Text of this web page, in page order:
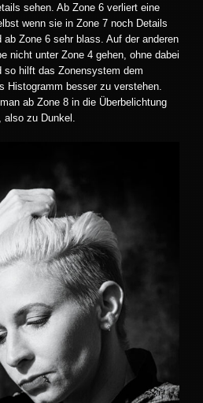
sehen. Ab Zone 6 verliert eine
wenn sie in Zone 7 noch Details
Zone 6 sehr blass. Auf der anderen
nicht unter Zone 4 gehen, ohne dabei
so hilft das Zonensystem dem
Histogramm besser zu verstehen.
ab Zone 8 in die Überbelichtung
zu Dunkel.